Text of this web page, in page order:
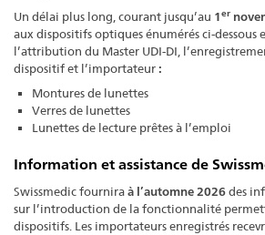
Un délai plus long, courant jusqu’au 1er
aux dispositifs optiques énumérés ci-dessous
l’attribution du Master UDI-DI,
dispositif et l’importateur :
Montures de lunettes
Verres de lunettes
Lunettes de lecture prêtes à l’emploi
Information et assistance de
Swissmedic fourniraà l’automne 2026des
sur l’introduction de la fonctionnalité
dispositifs. Les importateurs enregistrés